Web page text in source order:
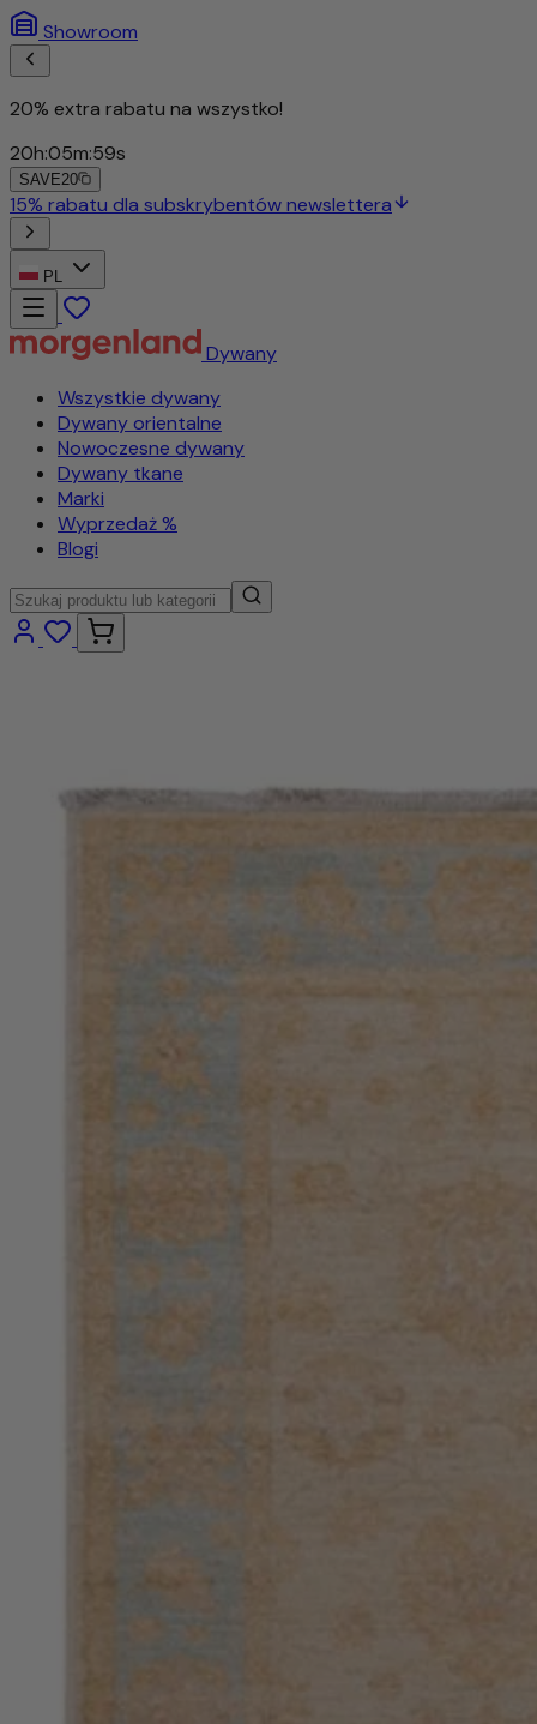
Showroom
20% extra rabatu na wszystko!
20h:05m:56
SAVE20
PL
Dywany
Wszystkie dywany
Dywany orientalne
Nowoczesne dywany
Dywany tkane
Marki
Wyprzedaż %
Blogi